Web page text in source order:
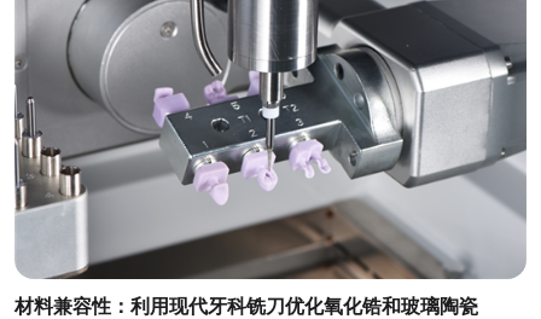
材料兼容性：利用现代牙科铣刀优化氧化锆和玻璃陶瓷